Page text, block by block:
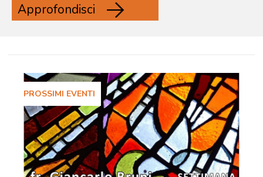
Approfondisci
PROSSIMI EVENTI